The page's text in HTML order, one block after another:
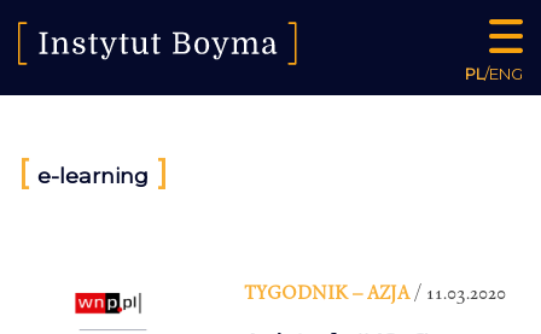
PL/ENG
[ e-learning ]
TYGODNIK – AZJA/ 11.03.2020